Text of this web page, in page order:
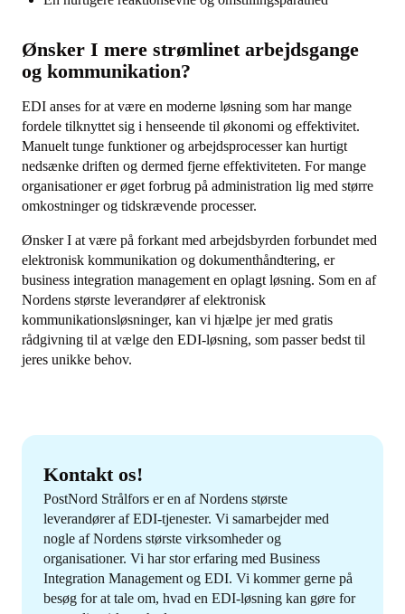
Ønsker I mere strømlinet arbejdsgange
og kommunikation?
EDI anses for at være en moderne løsning som har mange
fordele tilknyttet sig i henseende til økonomi og effektivitet.
Manuelt tunge funktioner og arbejdsprocesser kan hurtigt
nedsænke driften og dermed fjerne effektiviteten. For mange
organisationer er øget forbrug på administration lig med større
omkostninger og tidskrævende processer.
Ønsker I at være på forkant med arbejdsbyrden forbundet med
elektronisk kommunikation og dokumenthåndtering, er
business integration management en oplagt løsning. Som en af
Nordens største leverandører af elektronisk
kommunikationsløsninger, kan vi hjælpe jer med gratis
rådgivning til at vælge den EDI-løsning, som passer bedst til
jeres unikke behov.
Kontakt os!
PostNord Strålfors er en af Nordens største
leverandører af EDI-tjenester. Vi samarbejder med
nogle af Nordens største virksomheder og
organisationer. Vi har stor erfaring med Business
Integration Management og EDI. Vi kommer gerne på
besøg for at tale om, hvad en EDI-løsning kan gøre for